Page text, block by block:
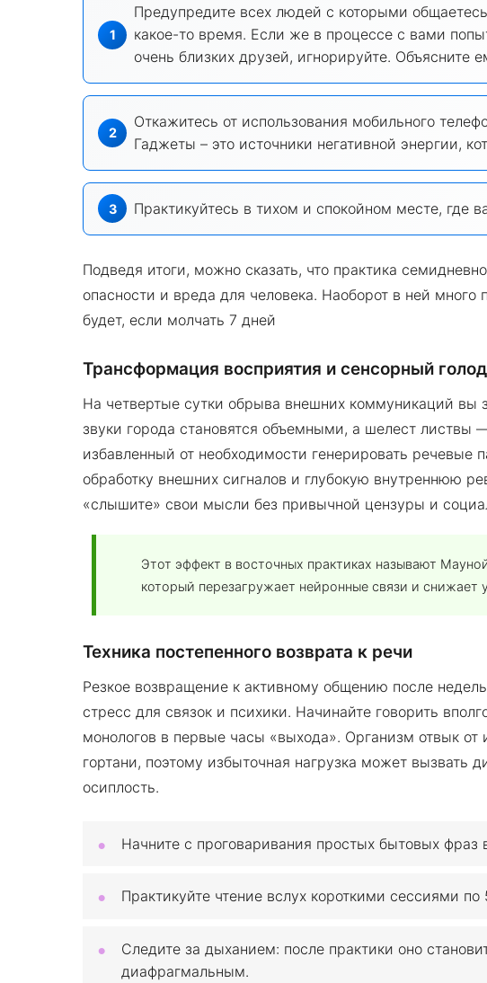
Предупредите всех людей с которыми
какое-то время. Если же в процессе с вами
очень близких друзей, игнорируйте. Объясните
Откажитесь от использования мобильного
Гаджеты – это источники негативной энергии,
Практикуйтесь в тихом и спокойном месте, где
Подведя итоги, можно сказать, что практика
опасности и вреда для человека. Наоборот в ней много
будет, если молчать 7 дней
Трансформация восприятия и сенсорный голод
На четвертые сутки обрыва внешних коммуникаций вы
звуки города становятся объемными, а шелест листвы
избавленный от необходимости генерировать речевые
обработку внешних сигналов и глубокую внутреннюю
«слышите» свои мысли без привычной цензуры и
Этот эффект в восточных практиках называют
который перезагружает нейронные связи и снижает
Техника постепенного возврата к речи
Резкое возвращение к активному общению после
стресс для связок и психики. Начинайте говорить
монологов в первые часы «выхода». Организм отвык от
гортани, поэтому избыточная нагрузка может вызвать
осиплость.
Начните с проговаривания простых бытовых фраз
Практикуйте чтение вслух короткими сессиями
Следите за дыханием: после практики оно
диафрагмальным.